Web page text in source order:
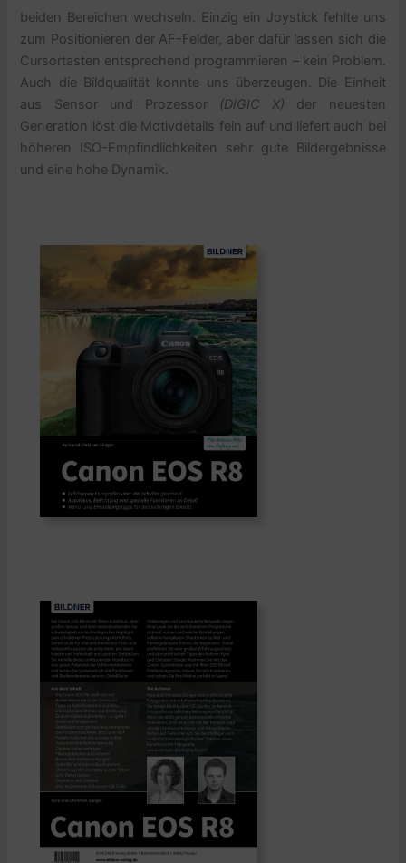
beiden Bereichen wechseln. Einzig ein Joystick fehlte uns
zum Positionieren der AF-Felder, aber dafür lassen sich die
Cursortasten entsprechend programmieren – kein Problem.
Auch die Bildqualität konnte uns überzeugen. Die Einheit
aus Sensor und Prozessor
(DIGIC X) der neuesten
Generation löst die Motivdetails fein auf und liefert auch bei
höheren ISO-Empfindlichkeiten sehr gute Bildergebnisse
und eine hohe Dynamik.